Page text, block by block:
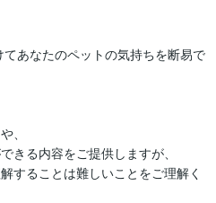
あなたのペットの気持ちを断易で
、
きる内容をご提供しますが、
することは難しいことをご理解く